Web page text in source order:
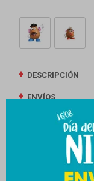
DESCRIPCIÓN
ENVÍOS
CAMBIOS Y
MEDIOS DE PAGO